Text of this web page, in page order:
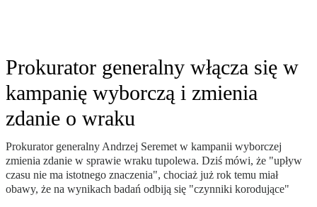
Prokurator generalny włącza się w
kampanię wyborczą i zmienia
zdanie o wraku
Prokurator generalny Andrzej Seremet w kampanii wyborczej
zmienia zdanie w sprawie wraku tupolewa. Dziś mówi, że "upływ
czasu nie ma istotnego znaczenia", chociaż już rok temu miał
obawy, że na wynikach badań odbiją się "czynniki korodujące"